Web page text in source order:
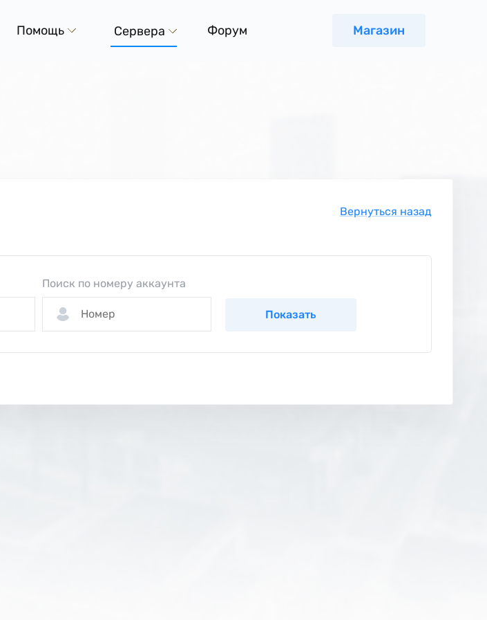
Помощь Сервера Форум Магазин
Вернуться назад
Поиск по номеру аккаунта